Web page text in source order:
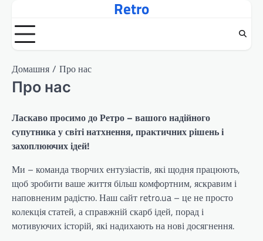
вмісту
Retro
Домашня Про нас
Про нас
Ласкаво просимо до Ретро – вашого надійного
супутника у світі натхнення, практичних рішень і
захоплюючих ідей!
Ми – команда творчих ентузіастів, які щодня працюють,
щоб зробити ваше життя більш комфортним, яскравим і
наповненим радістю. Наш сайт retro.ua – це не просто
колекція статей, а справжній скарб ідей, порад і
мотивуючих історій, які надихають на нові досягнення.